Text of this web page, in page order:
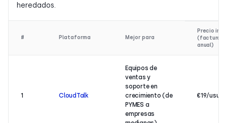
heredados.
# Plataforma Mejor para
Precio
anual)
1 CloudTalk
Equipos de
ventas y
soporte en
crecimiento (de
PYMES a
empresas
€19/